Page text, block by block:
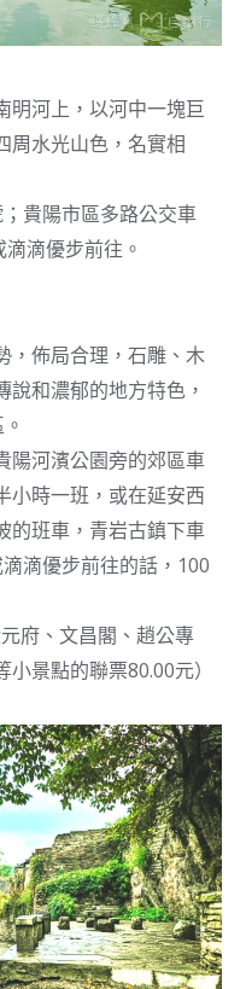
明河上，以河中一塊巨
周水光山色，名實相
貴陽市區多路公交車
滴優步前往。
，佈局合理，石雕、木
和濃郁的地方特色，
陽河濱公園旁的郊區車
小時一班，或在延安西
的班車，青岩古鎮下車
滴優步前往的話，100
府、文昌閣、趙公專
景點的聯票80.00元）